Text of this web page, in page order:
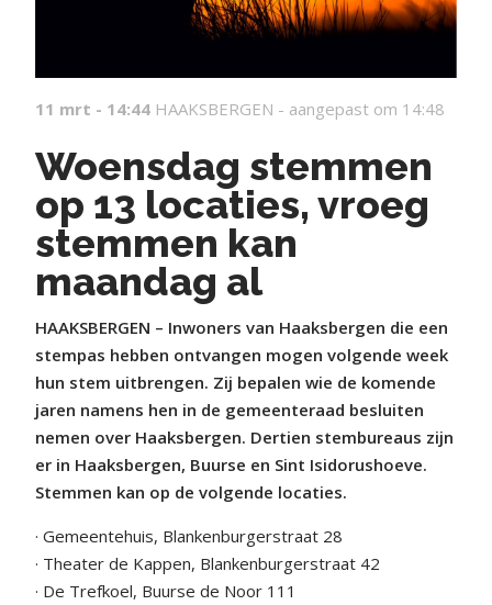
11 mrt - 14:44 HAAKSBERGEN - aangepast om 14:48
Woensdag stemmen
op 13 locaties, vroeg
stemmen kan
maandag al
HAAKSBERGEN – Inwoners van Haaksbergen die een
stempas hebben ontvangen mogen volgende week
hun stem uitbrengen. Zij bepalen wie de komende
jaren namens hen in de gemeenteraad besluiten
nemen over Haaksbergen. Dertien stembureaus zijn
er in Haaksbergen, Buurse en Sint Isidorushoeve.
Stemmen kan op de volgende locaties.
· Gemeentehuis, Blankenburgerstraat 28
· Theater de Kappen, Blankenburgerstraat 42
· De Trefkoel, Buurse de Noor 111